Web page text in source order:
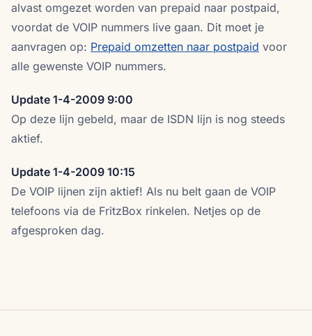
alvast omgezet worden van prepaid naar postpaid,
voordat de VOIP nummers live gaan. Dit moet je
aanvragen op: Prepaid omzetten naar postpaid voor
alle gewenste VOIP nummers.
Update 1-4-2009 9:00
Op deze lijn gebeld, maar de ISDN lijn is nog steeds
aktief.
Update 1-4-2009 10:15
De VOIP lijnen zijn aktief! Als nu belt gaan de VOIP
telefoons via de FritzBox rinkelen. Netjes op de
afgesproken dag.